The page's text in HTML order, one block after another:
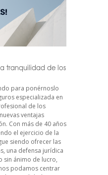
tranquilidad de los
para ponérnoslo
especializada en
de los
ventajas
Con más de 40 años
el ejercicio de la
siendo ofrecer las
una defensa jurídica
sin ánimo de lucro,
podamos centrar